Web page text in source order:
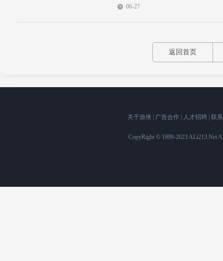
06-27
返回首页
关于游侠 广告合作 人才招聘 联
CopyRight © 1999-2023 ALi213.Net